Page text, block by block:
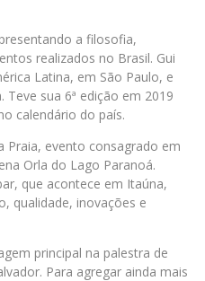
a filosofia,
realizados no Brasil. Gui
Latina, em São Paulo, e
sua 6ª edição em 2019
calendário do país.
Praia, evento consagrado em
Orla do Lago Paranoá.
que acontece em Itaúna,
qualidade, inovações e
principal na palestra de
Para agregar ainda mais